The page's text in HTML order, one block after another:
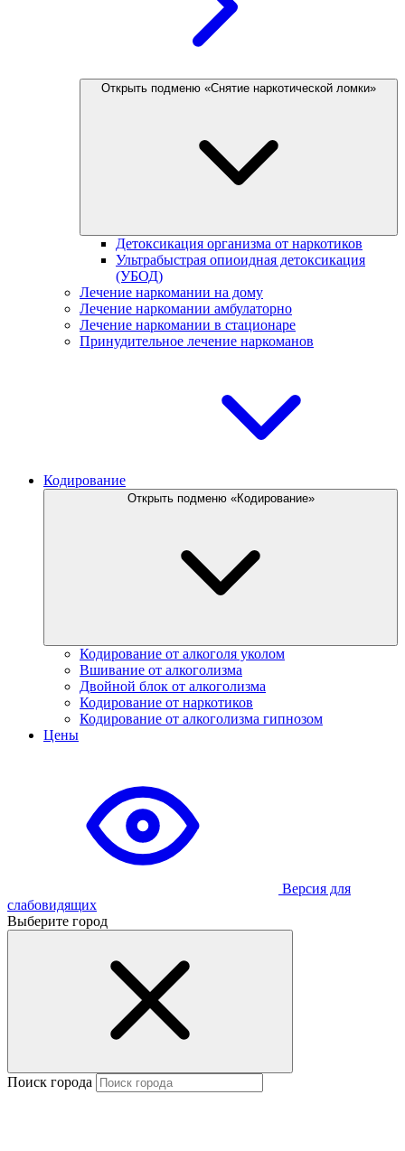
Открыть подменю «Снятие наркотической ломки»
Детоксикация организма от наркотиков
Ультрабыстрая опиоидная детоксикация
(УБОД)
Лечение наркомании на дому
Лечение наркомании амбулаторно
Лечение наркомании в стационаре
Принудительное лечение наркоманов
Кодирование
Открыть подменю «Кодирование»
Кодирование от алкоголя уколом
Вшивание от алкоголизма
Двойной блок от алкоголизма
Кодирование от наркотиков
Кодирование от алкоголизма гипнозом
Цены
Версия для
слабовидящих
Выберите город
Поиск города